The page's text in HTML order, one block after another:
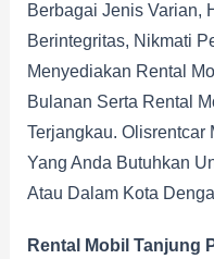
Berbagai Jenis Varian,
Berintegritas, Nikmati
Menyediakan Rental
Bulanan Serta Rental
Terjangkau. Olisrentcar
Yang Anda Butuhkan
Atau Dalam Kota
Rental Mobil Tanjung